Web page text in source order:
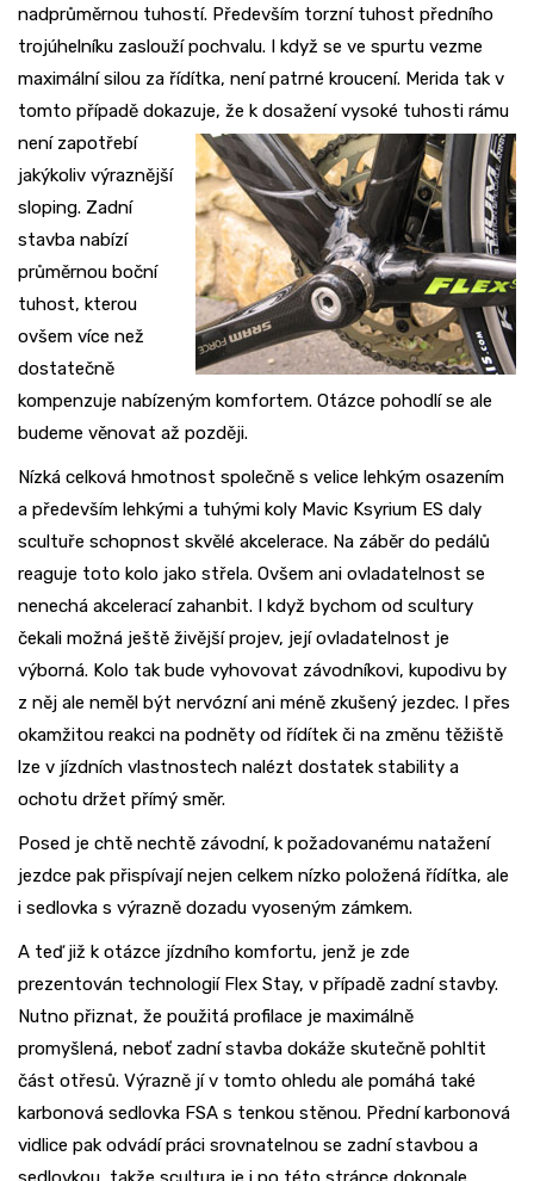
nadprůměrnou tuhostí. Především torzní tuhost předního
trojúhelníku zaslouží pochvalu. I když se ve spurtu vezme
maximální silou za řídítka, není patrné kroucení. Merida tak v
tomto případě dokazuje, že k dosaženívysoké tuhosti rámu
není zapotřebí
jakýkoliv výraznější
sloping. Zadní
stavba nabízí
průměrnou boční
tuhost, kterou
ovšem více než
dostatečně
kompenzuje nabízeným komfortem. Otázce pohodlí se ale
budeme věnovat až později.
Nízká celková hmotnost společně s velice lehkým osazením
a především lehkými a tuhými koly Mavic Ksyrium ES daly
scultuře schopnost skvělé akcelerace. Na záběr do pedálů
reaguje toto kolo jako střela. Ovšem ani ovladatelnost se
nenechá akcelerací zahanbit. I když bychom od scultury
čekali možná ještě živější projev, její ovladatelnost je
výborná. Kolo tak bude vyhovovat závodníkovi, kupodivu by
z něj ale neměl být nervózní ani méně zkušený jezdec. I přes
okamžitou reakci na podněty od řídítek či na změnu těžiště
lze v jízdních vlastnostech nalézt dostatek stability a
ochotu držet přímý směr.
Posed je chtě nechtě závodní, k požadovanému natažení
jezdce pak přispívají nejen celkem nízko položená řídítka, ale
i sedlovka s výrazně dozadu vyoseným zámkem.
A teď již k otázce jízdního komfortu, jenž je zde
prezentován technologií Flex Stay, v případě zadní stavby.
Nutno přiznat, že použitá profilace je maximálně
promyšlená, neboť zadní stavba dokáže skutečně pohltit
část otřesů. Výrazně jí v tomto ohledu ale pomáhá také
karbonová sedlovka FSA s tenkou stěnou. Přední karbonová
vidlice pak odvádí práci srovnatelnou se zadní stavbou a